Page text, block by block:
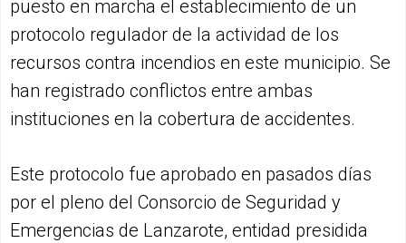
puesto en marcha el establecimiento de un
protocolo regulador de la actividad de los
recursos contra incendios en este municipio. Se
han registrado conflictos entre ambas
instituciones en la cobertura de accidentes.
Este protocolo fue aprobado en pasados días
por el pleno del Consorcio de Seguridad y
Emergencias de Lanzarote, entidad presidida